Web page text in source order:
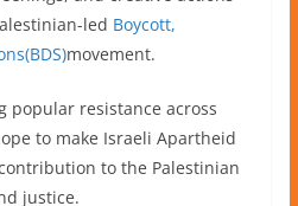
led Boycott,
movement.
popular resistance across
to make Israeli Apartheid
to the Palestinian
justice.